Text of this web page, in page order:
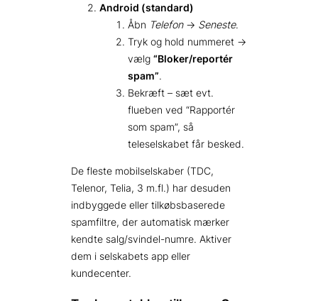
Android (standard)
Åbn Telefon→ Seneste.
Tryk og hold nummeret →
vælg “Bloker/reportér
spam”.
Bekræft – sæt evt.
flueben ved “Rapportér
som spam”, så
teleselskabet får besked.
De fleste mobilselskaber (TDC,
Telenor, Telia, 3 m.fl.) har desuden
indbyggede eller tilkøbsbaserede
spamfiltre, der automatisk mærker
kendte salg/svindel-numre. Aktiver
dem i selskabets app eller
kundecenter.